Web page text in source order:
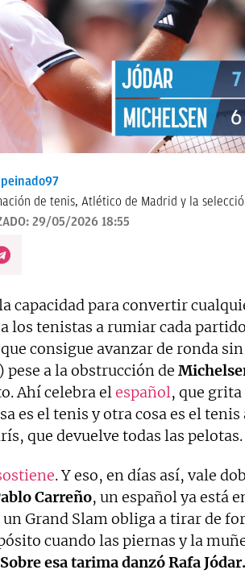
de tenis, Atlético de Madrid y la
29/05/2026 18:55
capacidad para convertir
los tenistas a rumiar cada
consigue avanzar de ronda
a la obstrucción de
Ahí celebra elespañol, que
es el tenis y otra cosa es el
que devuelve todas las pelotas.
. Y eso, en días así, vale
Carreño, un español ya está
Grand Slam obliga a tirar de
cuando las piernas y la
Sobre esa tarima danzó Rafa